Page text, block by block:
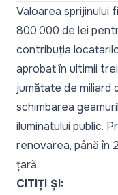
Valoarea sprijinului
800.000 de lei
contribuția
aprobat în ultimii
jumătate de miliard
schimbarea
iluminatului public.
renovarea, până în
țară.
CITIȚI ȘI: